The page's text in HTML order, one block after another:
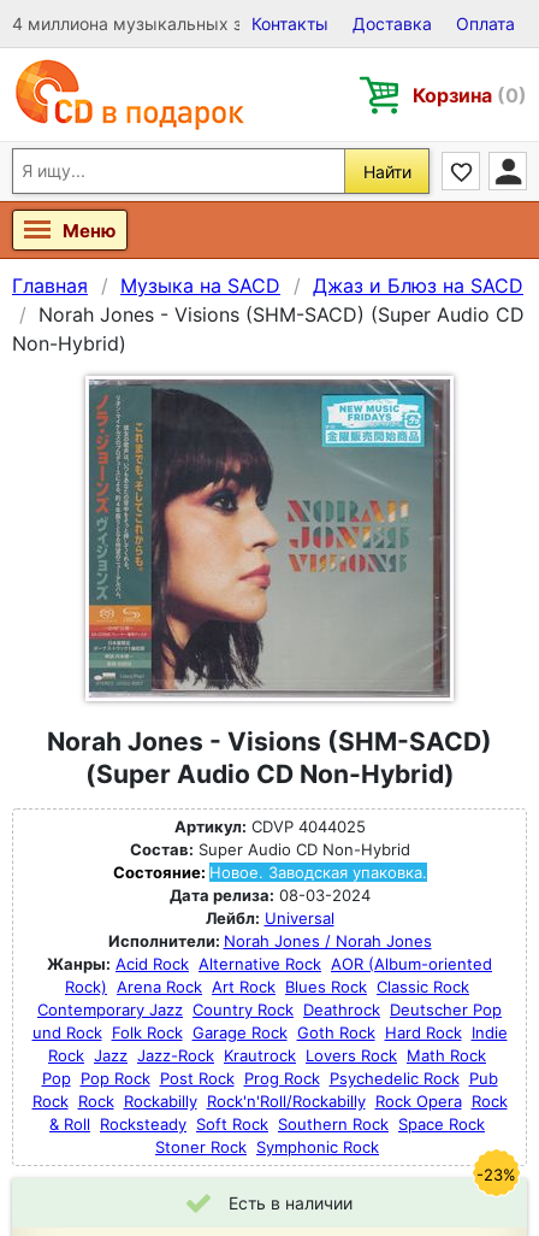
4 миллиона музыкальных записей на Виниле, CD и DVD
Контакты Доставка Оплата
Корзина (0)
Найти
Меню
Главная Музыка на SACD
Джаз и Блюз на SACD
Norah Jones - Visions (SHM-SACD) (Super Audio CD
Non-Hybrid)
Norah Jones - Visions (SHM-SACD)
(Super Audio CD Non-Hybrid)
Артикул: CDVP 4044025
Состав: Super Audio CD Non-Hybrid
Состояние: Новое. Заводская упаковка.
Дата релиза: 08-03-2024
Лейбл: Universal
Исполнители: Norah Jones / Norah Jones
Жанры: Acid Rock Alternative Rock AOR (Album-oriented
Rock) Arena Rock Art Rock Blues Rock Classic Rock
Contemporary Jazz Country Rock Deathrock Deutscher Pop
und Rock Folk Rock Garage Rock Goth Rock Hard Rock Indie
Rock Jazz Jazz-Rock Krautrock Lovers Rock Math Rock
Pop Pop Rock Post Rock Prog Rock Psychedelic Rock Pub
Rock Rock Rockabilly Rock'n'Roll/Rockabilly Rock Opera Rock
& Roll
Rocksteady Soft Rock Southern Rock Space Rock
Stoner Rock Symphonic Rock
Есть в наличии
-23%